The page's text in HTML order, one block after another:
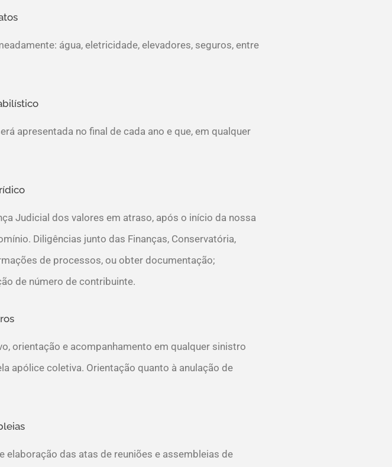
água, eletricidade, elevadores, seguros, entre
apresentada no final de cada ano e que, em qualquer
Judicial dos valores em atraso, após o início da nossa
Diligências junto das Finanças, Conservatória,
de processos, ou obter documentação;
de número de contribuinte.
orientação e acompanhamento em qualquer sinistro
apólice coletiva. Orientação quanto à anulação de
elaboração das atas de reuniões e assembleias de